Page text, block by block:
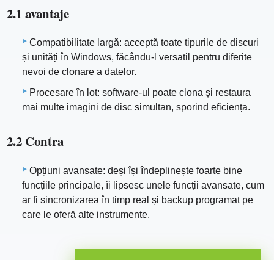
2.1 avantaje
Compatibilitate largă: acceptă toate tipurile de discuri
și unități în Windows, făcându-l versatil pentru diferite
nevoi de clonare a datelor.
Procesare în lot: software-ul poate clona și restaura
mai multe imagini de disc simultan, sporind eficiența.
2.2 Contra
Opțiuni avansate: deși își îndeplinește foarte bine
funcțiile principale, îi lipsesc unele funcții avansate, cum
ar fi sincronizarea în timp real și backup programat pe
care le oferă alte instrumente.